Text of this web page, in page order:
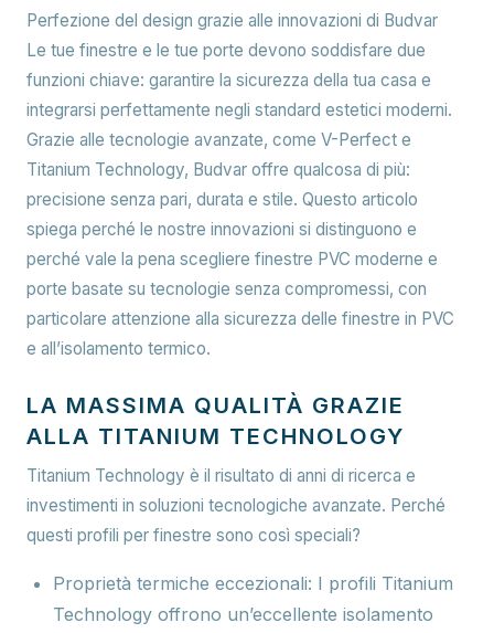
Perfezione del design grazie alle innovazioni di Budvar
Le tue finestre e le tue porte devono soddisfare due
funzioni chiave: garantire la sicurezza della tua casa e
integrarsi perfettamente negli standard estetici moderni.
Grazie alle tecnologie avanzate, come V-Perfect e
Titanium Technology, Budvar offre qualcosa di più:
precisione senza pari, durata e stile. Questo articolo
spiega perché le nostre innovazioni si distinguono e
perché vale la pena scegliere finestre PVC moderne e
porte basate su tecnologie senza compromessi, con
particolare attenzione alla sicurezza delle finestre in PVC
e all’isolamento termico.
LA MASSIMA QUALITÀ GRAZIE
ALLA TITANIUM TECHNOLOGY
Titanium Technology è il risultato di anni di ricerca e
investimenti in soluzioni tecnologiche avanzate. Perché
questi profili per finestre sono così speciali?
Proprietà termiche eccezionali: I profili Titanium
Technology offrono un’eccellente isolamento